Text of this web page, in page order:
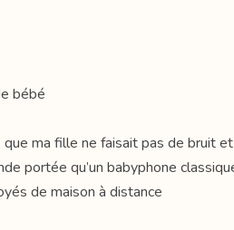
bébé
ma fille ne faisait pas de bruit
portée qu’un babyphone
de maison à distance